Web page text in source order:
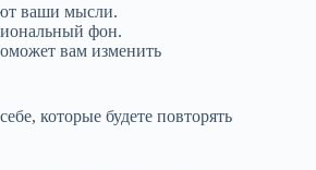
ваши мысли.
фон.
вам изменить
которые будете повторять